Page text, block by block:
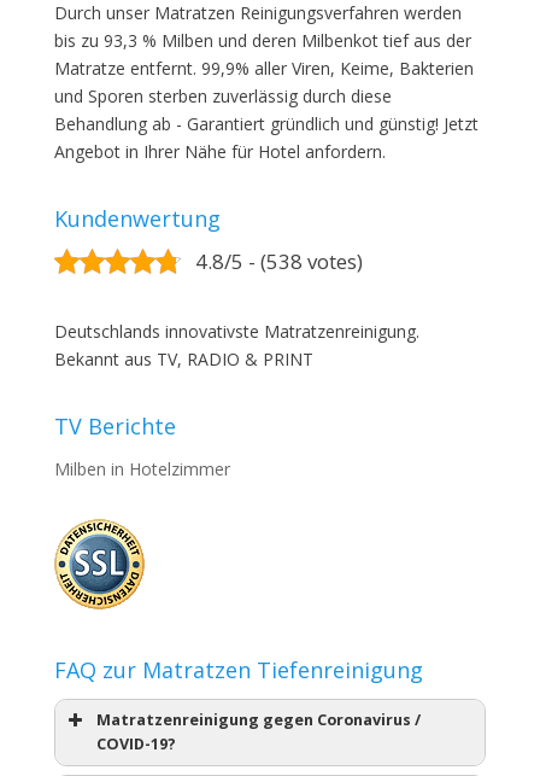
Durch unser Matratzen Reinigungsverfahren werden
bis zu 93,3 % Milben und deren Milbenkot tief aus der
Matratze entfernt. 99,9% aller Viren, Keime, Bakterien
und Sporen sterben zuverlässig durch diese
Behandlung ab - Garantiert gründlich und günstig! Jetzt
Angebot in Ihrer Nähe für Hotel anfordern.
Kundenwertung
4.8/5 - (538 votes)
Deutschlands innovativste Matratzenreinigung.
Bekannt aus TV, RADIO & PRINT
TV Berichte
Milben in Hotelzimmer
FAQ zur Matratzen Tiefenreinigung
Matratzenreinigung gegen Coronavirus /
COVID-19?